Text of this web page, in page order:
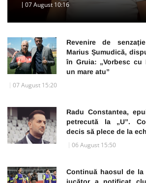
07 August 10:16
Revenire de
Marius Șumudică,
în Gruia: „Vorbesc cu
un mare atu”
07 August 15:20
Radu Constantea,
petrecută la „U”.
decis să plece de la
06 August 15:50
Continuă haosul de la